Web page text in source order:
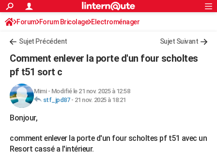
ACTUALITÉS
Politique
Société
Faits Divers
Education
Monde
Villes
+
Programme TV
Streaming
Cinéma
Sorties cinéma
Musique
FINANCE
Retraite
Impôts
Epargne
Immobilier
Risques naturels par ville
Banque
Assurance
Crédit
AUTO
Essais
Réserver un essai
Citadines
Berlines
SUV
Forum auto
HIGH-TECH
Forum
Aménagement intérieur
Extérieur
Cuisine
Salle de bains
Jardinage
Rangement
WEEK-END
S'inscrire
Connexion
Forum Forum Bricolage Electroménager
Sujet Précédent Sujet Suivant
Comment enlever la porte d'un four scholtes
pf t51 sort c
Mimi- Modifié le 21 nov. 2025 à 12:58
stf_jpd87- 21 nov. 2025 à 18:21
Bonjour,
comment enlever la porte d'un four scholtes pf t51 avec un
Resort cassé a l'intérieur.